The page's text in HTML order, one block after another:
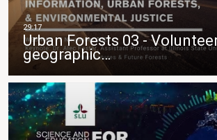
Urban Forests 03 -
geographic…